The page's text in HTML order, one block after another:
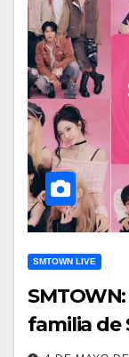
SMTOWN LIVE
familia de